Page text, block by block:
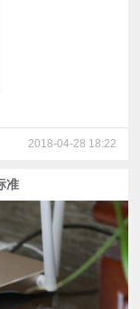
2018-04-28 18:22
准